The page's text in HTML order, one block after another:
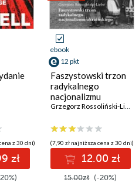
z 30 dni)
zł
ebook
12 pkt
Faszystowski trzon
radykalnego
nacjonalizmu
ukraińskiego
Grzegorz Rossoliński-Liebe
(7,90 zł najniższa cena z 30 dni)
12.00 zł
15.00zł (-20%)